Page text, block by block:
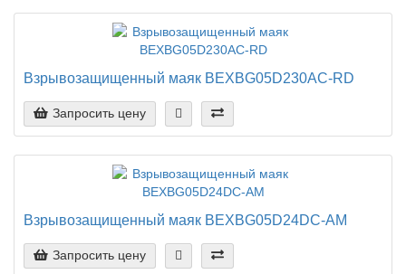
Взрывозащищенный маяк BEXBG05D230AC-RD
Запросить цену
Взрывозащищенный маяк BEXBG05D24DC-AM
Запросить цену